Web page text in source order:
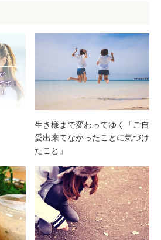
生き様まで変わってゆく「ご自
愛出来てなかったことに気づけ
たこと」